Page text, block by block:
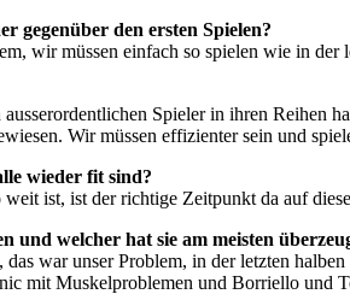
gegenüber den ersten Spielen?
wir müssen einfach so spielen wie in
Spieler in ihren Reihen
Wir müssen effizienter sein und
wieder fit sind?
ist, ist der richtige Zeitpunkt da auf
und welcher hat sie am meisten
war unser Problem, in der letzten
mit Muskelproblemen und Borriello und